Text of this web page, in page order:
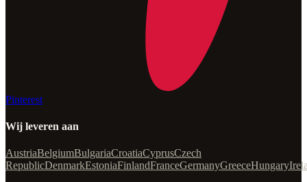
Pinterest
Wij leveren aan
AustriaBelgiumBulgariaCroatiaCyprusCzech
RepublicDenmarkEstoniaFinlandFranceGermanyGreeceHungary